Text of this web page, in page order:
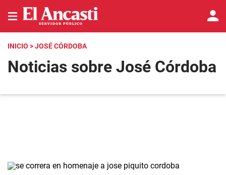
INICIO > JOSÉ CÓRDOBA
Noticias sobre José Córdoba